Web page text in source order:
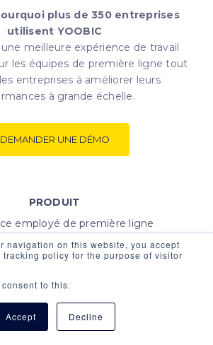
navigation on this website, you accept
tracking policy for the purpose of visitor
to this.
Accept Decline
plus de 350 entreprises
utilisent YOOBIC
meilleure expérience de travail
les équipes de première ligne tout
entreprises à améliorer leurs
à grande échelle.
DEMANDER UNE DÉMO
PRODUIT
employé de première ligne
mobile
Opérationnelle
augmentée par l’IA